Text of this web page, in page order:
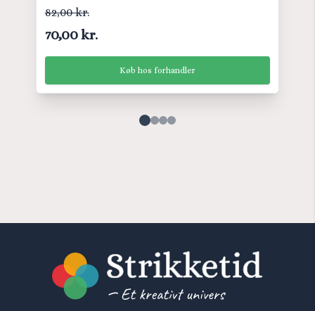
82,00 kr.
70,00 kr.
Køb hos forhandler